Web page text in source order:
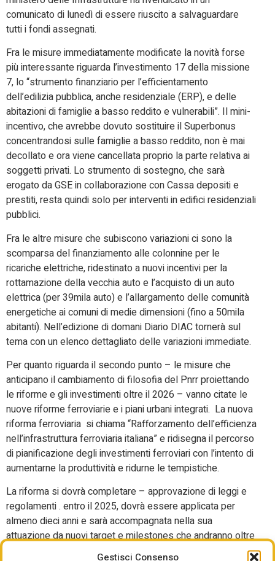
Gestisci Consenso
comunicato di lunedì di essere riuscito a salvaguardare
tutti i fondi assegnati.
Fra le misure immediatamente modificate la novità forse
più interessante riguarda l’investimento 17 della missione
7, lo “strumento finanziario per l’efficientamento
dell’edilizia pubblica, anche residenziale (ERP), e delle
abitazioni di famiglie a basso reddito e vulnerabili”. Il mini-
incentivo, che avrebbe dovuto sostituire il Superbonus
concentrandosi sulle famiglie a basso reddito, non è mai
decollato e ora viene cancellata proprio la parte relativa ai
soggetti privati. Lo strumento di sostegno, che sarà
erogato da GSE in collaborazione con Cassa depositi e
prestiti, resta quindi solo per interventi in edifici residenziali
pubblici.
Fra le altre misure che subiscono variazioni ci sono la
scomparsa del finanziamento alle colonnine per le
ricariche elettriche, ridestinato a nuovi incentivi per la
rottamazione della vecchia auto e l’acquisto di un auto
elettrica (per 39mila auto) e l’allargamento delle comunità
energetiche ai comuni di medie dimensioni (fino a 50mila
abitanti). Nell’edizione di domani Diario DIAC tornerà sul
tema con un elenco dettagliato delle variazioni immediate.
Per quanto riguarda il secondo punto – le misure che
anticipano il cambiamento di filosofia del Pnrr proiettando
le riforme e gli investimenti oltre il 2026 – vanno citate le
nuove riforme ferroviarie e i piani urbani integrati. La nuova
riforma ferroviaria si chiama “Rafforzamento dell’efficienza
nell’infrastruttura ferroviaria italiana” e ridisegna il percorso
di pianificazione degli investimenti ferroviari con l’intento di
aumentarne la produttività e ridurne le tempistiche.
La riforma si dovrà completare – approvazione di leggi e
regolamenti . entro il 2025, dovrà essere applicata per
almeno dieci anni e sarà accompagnata nella sua
attuazione da nuovi target e milestones che andranno oltre
il 2026. Fra le misure previste il rafforzamento del ruolo